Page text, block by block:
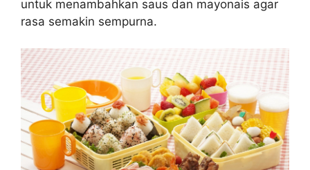
untuk menambahkan saus dan mayonais agar
rasa semakin sempurna.